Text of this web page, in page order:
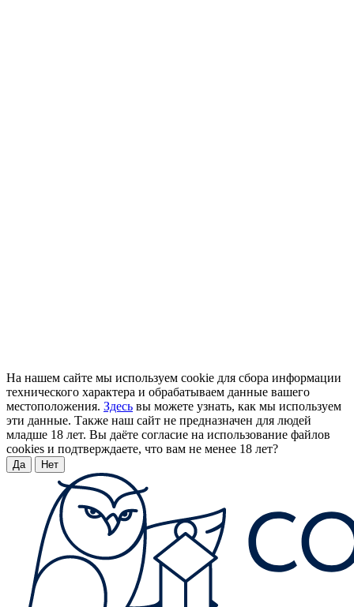
На нашем сайте мы используем cookie для сбора информации
технического характера и обрабатываем данные вашего
местоположения. Здесь вы можете узнать, как мы используем
эти данные. Также наш сайт не предназначен для людей
младше 18 лет. Вы даёте согласие на использование файлов
cookies и подтверждаете, что вам не менее 18 лет?
Да Нет